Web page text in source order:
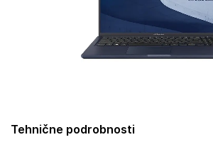
Tehnične podrobnosti